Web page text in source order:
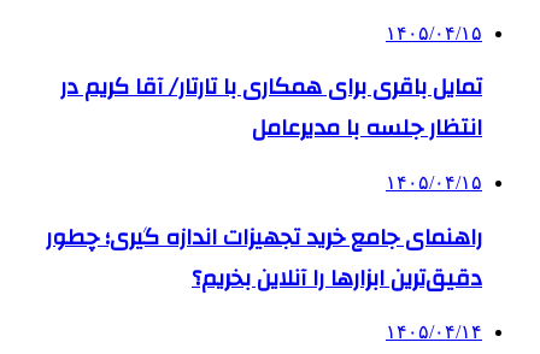
۱۴۰۵/۰۴/۱۵
تمایل باقری برای همکاری با تارتار/ آقا کریم در
انتظار جلسه با مدیرعامل
۱۴۰۵/۰۴/۱۵
راهنمای جامع خرید تجهیزات اندازه گیری؛ چطور
دقیق‌ترین ابزارها را آنلاین بخریم؟
۱۴۰۵/۰۴/۱۴